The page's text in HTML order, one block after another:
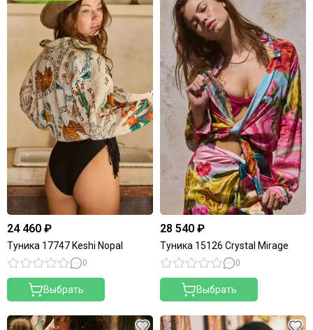
24 460 ₽
Туника 17747 Keshi Nopal
0
Выбрать
28 540 ₽
Туника 15126 Crystal Mirage
0
Выбрать